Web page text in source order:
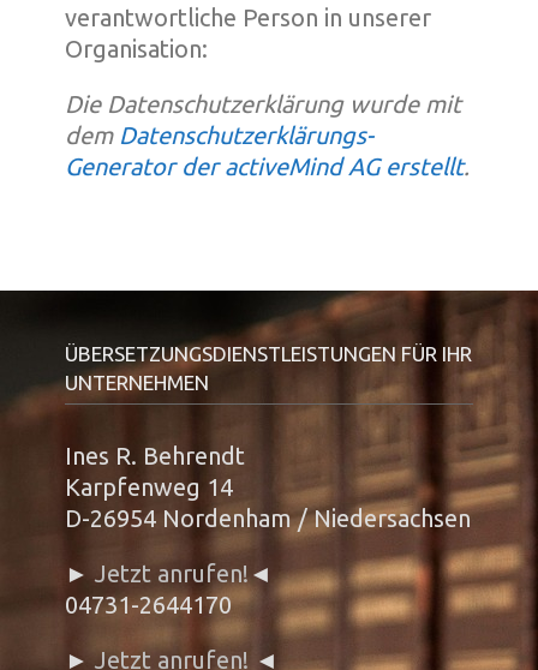
verantwortliche Person in unserer
Organisation:
Die Datenschutzerklärung wurde mit
dem Datenschutzerklärungs-
Generator der activeMind AG erstellt.
ÜBERSETZUNGSDIENSTLEISTUNGEN FÜR IHR
UNTERNEHMEN
Ines R. Behrendt
Karpfenweg 14
D-26954 Nordenham / Niedersachsen
► Jetzt anrufen! ◄
04731-2644170
►Jetzt anrufen! ◄